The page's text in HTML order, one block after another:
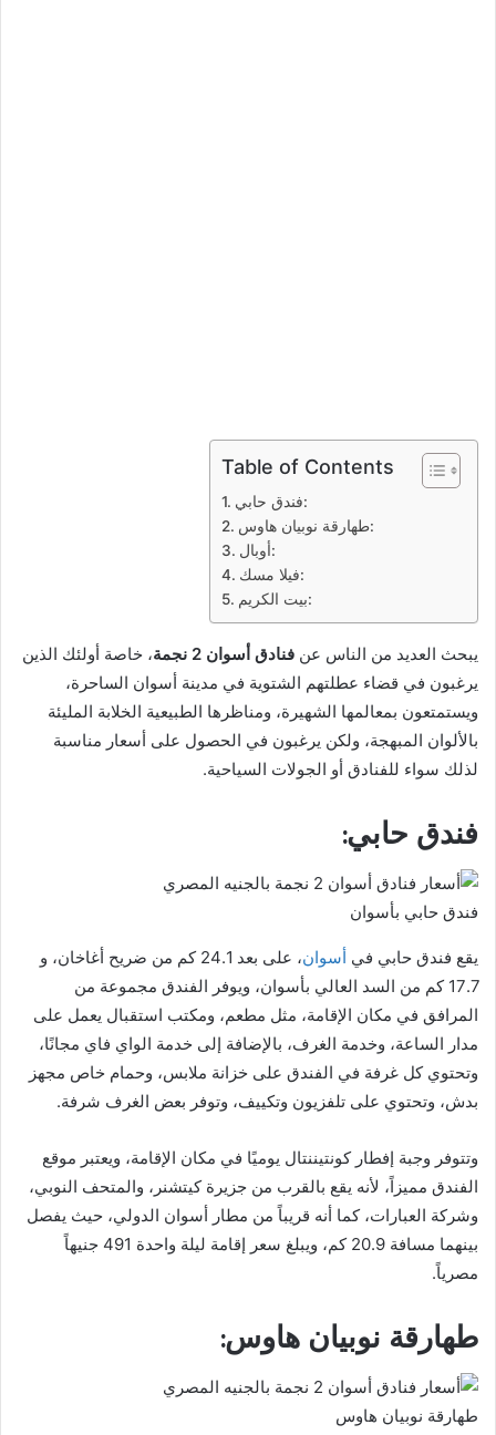
Table of Contents
فندق حابي:
طهارقة نوبيان هاوس:
أوبال:
فيلا مسك:
بيت الكريم:
يبحث العديد من الناس عن فنادق أسوان 2 نجمة
، خاصة أولئك الذين
يرغبون في قضاء عطلتهم الشتوية في مدينة أسوان الساحرة،
ويستمتعون بمعالمها الشهيرة، ومناظرها الطبيعية الخلابة المليئة
بالألوان المبهجة، ولكن يرغبون في الحصول على أسعار مناسبة
لذلك سواء للفنادق أو الجولات السياحية.
فندق حابي:
فندق حابي بأسوان
يقع فندق حابي في أسوان
، على بعد 24.1 كم من ضريح أغاخان، و
17.7 كم من السد العالي بأسوان، ويوفر الفندق مجموعة من
المرافق في مكان الإقامة، مثل مطعم، ومكتب استقبال يعمل على
مدار الساعة، وخدمة الغرف، بالإضافة إلى خدمة الواي فاي مجانًا،
وتحتوي كل غرفة في الفندق على خزانة ملابس، وحمام خاص مجهز
بدش، وتحتوي على تلفزيون وتكييف، وتوفر بعض الغرف شرفة.
وتتوفر وجبة إفطار كونتيننتال يوميًا في مكان الإقامة، ويعتبر موقع
الفندق مميزاً، لأنه يقع بالقرب من جزيرة كيتشنر، والمتحف النوبي،
وشركة العبارات، كما أنه قريباً من مطار أسوان الدولي، حيث يفصل
بينهما مسافة 20.9 كم، ويبلغ سعر إقامة ليلة واحدة 491 جنيهاً
مصرياً.
طهارقة نوبيان هاوس:
طهارقة نوبيان هاوس